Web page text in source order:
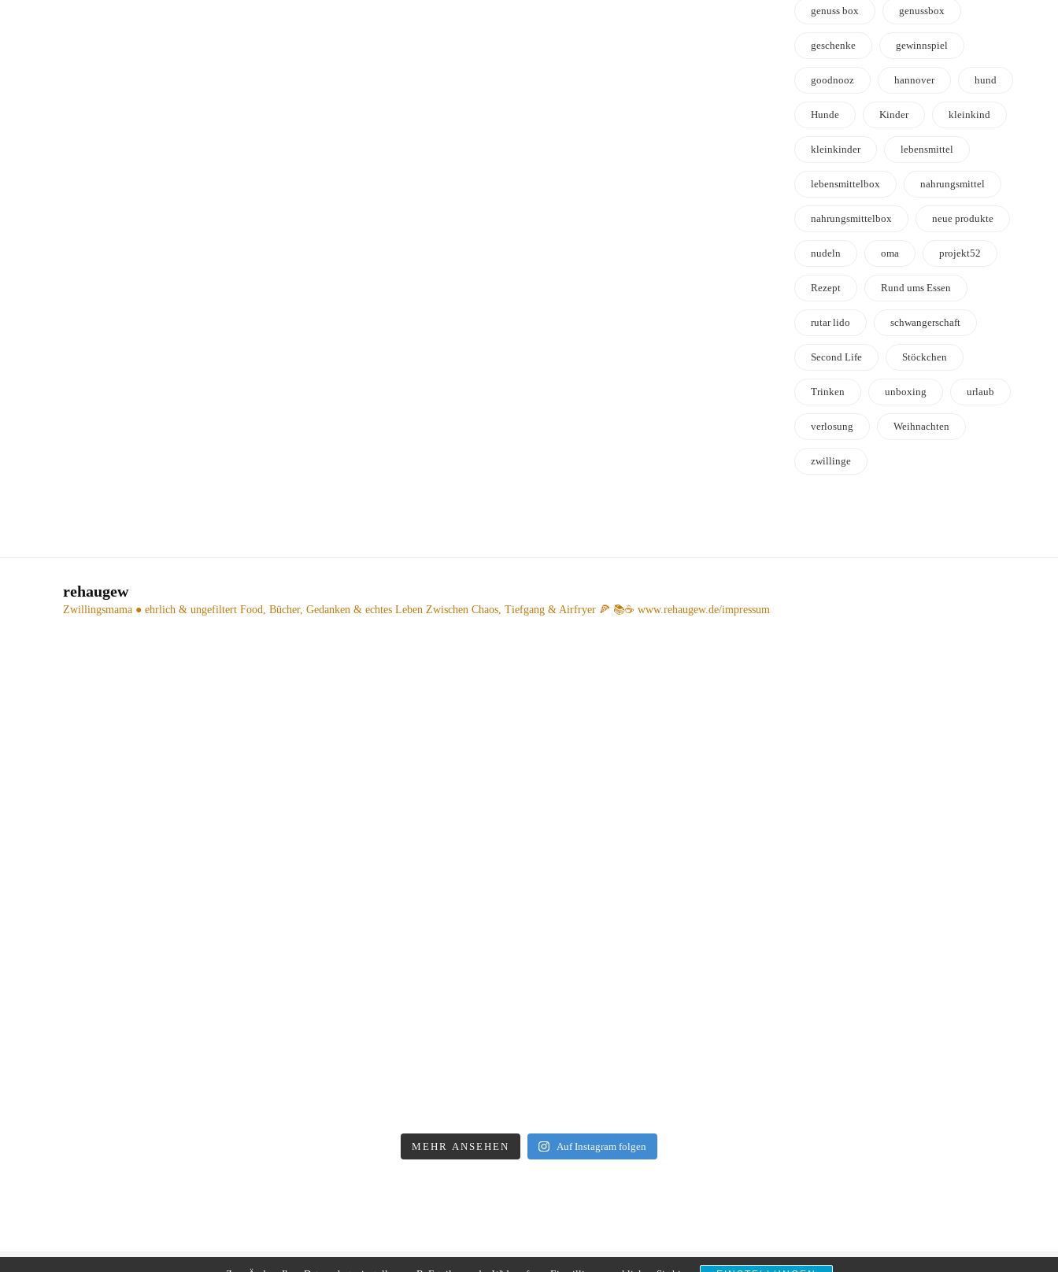
genuss box genussbox
geschenke gewinnspiel
goodnooz hannover hund
Hunde Kinder kleinkind
kleinkinder lebensmittel
lebensmittelbox nahrungsmittel
nahrungsmittelbox neue produkte
nudeln oma projekt52
Rezept Rund ums Essen
rutar lido schwangerschaft
Second Life Stöckchen
Trinken unboxing urlaub
verlosung Weihnachten
zwillinge
rehaugew
Zwillingsmama ● ehrlich & ungefiltert Food, Bücher, Gedanken & echtes Leben Zwischen Chaos, Tiefgang & Airfryer 🍕 📚☕️ www.rehaugew.de/impressum
MEHR ANSEHEN Auf Instagram folgen